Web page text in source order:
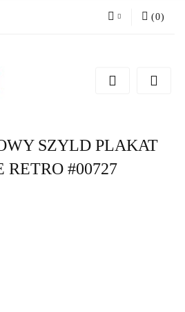
Zarejestruj się
(0)
SZYLD PLAKAT
RETRO #00727